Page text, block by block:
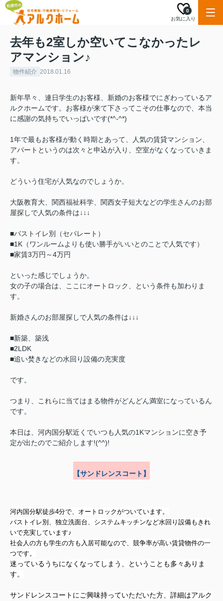
お気に入り
0
去年も2室しか空いてこなかったレ
アマンション♪
物件紹介 2018.01.16
新年早々、連日学生のお客様、新婚のお客様でにぎわっているア
ルクホームです。お客様が来て下さってこその仕事なので、本当
に感謝の気持ちでいっぱいです(*^-^*)
1年で最もお客様が動く時期とあって、人気の賃貸マンション、
アパートというのは次々と申込が入り、空室がなくなっていきま
す。
どういう住宅が人気なのでしょうか。
大阪教育大、関西福祉科学、関西女子短大などの学生さんのお部
屋探しで人気の条件は↓↓↓
■バストイレ別（セパレート）
■1K（ワンルームよりも使い勝手がいいとのことで人気です）
■家賃3万円～4万円
といった感じでしょうか。
女の子の場合は、ここにオートロック、という条件も加わりま
す。
新婚さんのお部屋探しで人気の条件は↓↓↓
■新築、築浅
■2LDK
■追い焚きなどの水回り設備の充実度
です。
つまり、これらに当てはまる物件がどんどん満室になっているん
です。
本日は、河内国分駅近くでいつも人気の1Kマンションに空き予
定が出たのでご紹介します!(^^)!
【サンドレンスコート】
河内国分駅徒歩4分で、オートロックがついています。
バストイレ別、独立洗面台、システムキッチンなど水回り設備もきれ
いで充実しています♪
社会人の方も学生の方も入居可能なので、競争率が高い賃貸物件の一
つです。
迷っているうちになくなってしまう、ということも多々ありま
す。
サンドレンスコートにご興味持っていただいた方、詳細はアルク